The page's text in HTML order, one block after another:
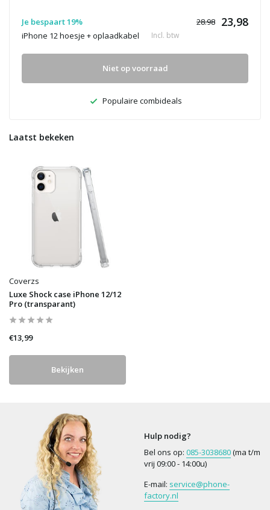
Je bespaart 19% 28.98 23,98
iPhone 12 hoesje + oplaadkabel Incl. btw
Niet op voorraad
Populaire combideals
Laatst bekeken
Coverzs
Luxe Shock case iPhone 12/12
Pro (transparant)
€13,99
Bekijken
Hulp nodig?
Bel ons op: 085-3038680(ma t/m
vrij 09:00 - 14:00u)
E-mail: service@phone-
factory.nl